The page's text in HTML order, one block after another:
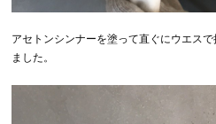
アセトンシンナーを塗って直ぐにウエス
ました。